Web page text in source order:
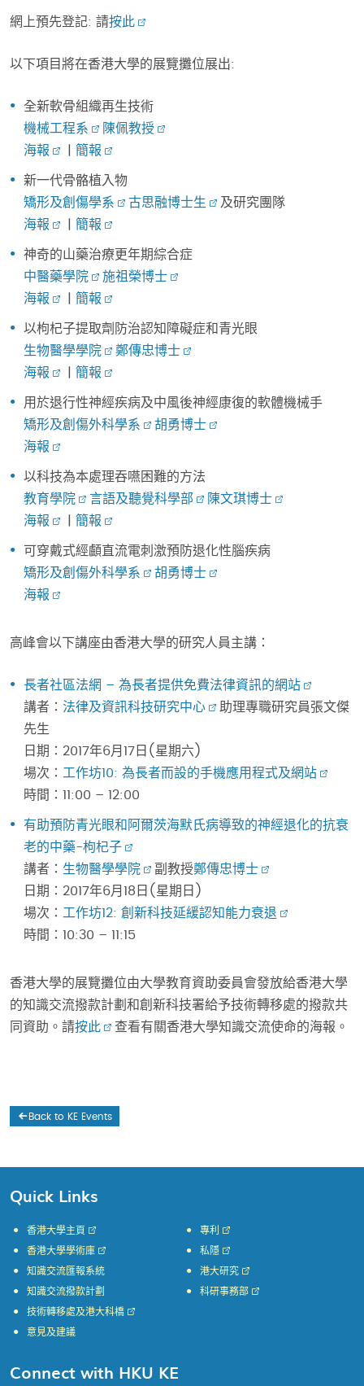
網上預先登記: 請按此
以下項目將在香港大學的展覽攤位展出:
全新軟骨組織再生技術
機械工程系
陳佩教授
海報
簡報
新一代骨骼植入物
矯形及創傷學系
古思融博士生
及研究團隊
海報
簡報
神奇的山藥治療更年期綜合症
中醫藥學院
施祖榮博士
海報
簡報
以枸杞子提取劑防治認知障礙症和青光眼
生物醫學學院
鄭傳忠博士
海報
簡報
用於退行性神經疾病及中風後神經康復的軟體機械手
矯形及創傷外科學系
胡勇博士
海報
以科技為本處理吞嚥困難的方法
教育學院
言語及聽覺科學部
陳文琪博士
海報
簡報
可穿戴式經顱直流電刺激預防退化性腦疾病
矯形及創傷外科學系
胡勇博士
海報
高峰會以下講座由香港大學的研究人員主講：
長者社區法網 – 為長者提供免費法律資訊的網站
講者： 法律及資訊科技研究中心
助理專職研究員張文傑
先生
日期：2017年6月17日(星期六)
場次： 工作坊10: 為長者而設的手機應用程式及網站
時間：11:00 – 12:00
有助預防青光眼和阿爾茨海默氏病導致的神經退化的抗衰
老的中藥-枸杞子
講者： 生物醫學學院 副教授鄭傳忠博士
日期：2017年6月18日(星期日)
場次： 工作坊12: 創新科技延緩認知能力衰退
時間：10:30 – 11:15
香港大學的展覽攤位由大學教育資助委員會發放給香港大學
的知識交流撥款計劃和創新科技署給予技術轉移處的撥款共
同資助。請按此 查看有關香港大學知識交流使命的海報。
Back to KE Events
Quick Links
香港大學主頁
香港大學學術庫
知識交流匯報系統
知識交流撥款計劃
專利
私隱
港大研究
科研事務部
技術轉移處及港大科橋
意見及建議
Connect with HKU KE